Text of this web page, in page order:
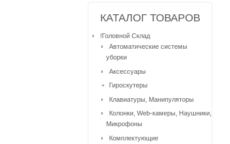
КАТАЛОГ ТОВАРОВ
!Головной Склад
Автоматические системы
уборки
Аксессуары
Гироскутеры
Клавиатуры, Манипуляторы
Колонки, Web-камеры, Наушники,
Микрофоны
Комплектующие